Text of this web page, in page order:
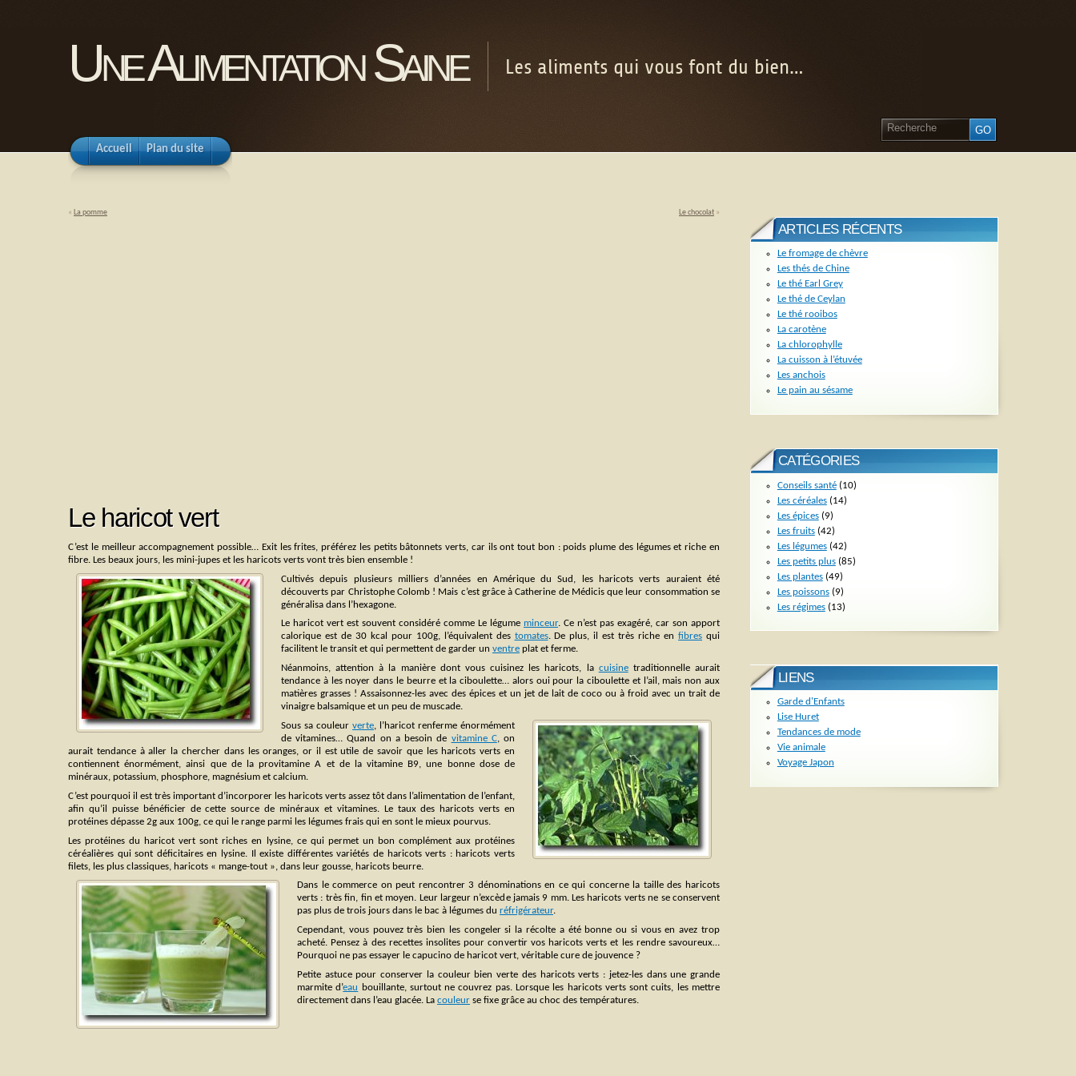
Une Alimentation Saine Les aliments qui vous font du bien…
Accueil Plan du site
« La pomme Le chocolat »
Le haricot vert
C’est le meilleur accompagnement possible… Exit les frites, préférez les petits bâtonnets verts, car ils ont tout bon : poids plume des légumes et riche en
fibre. Les beaux jours, les mini-jupes et les haricots verts vont très bien ensemble !
Cultivés depuis plusieurs milliers d’années en Amérique du Sud, les haricots verts auraient été
découverts par Christophe Colomb ! Mais c’est grâce à Catherine de Médicis que leur consommation se
généralisa dans l’hexagone.
Le haricot vert est souvent considéré comme Le légume minceur. Ce n’est pas exagéré, car son apport
calorique est de 30 kcal pour 100g, l’équivalent des tomates. De plus, il est très riche enfibres qui
facilitent le transit et qui permettent de garder un ventre plat et ferme.
Néanmoins, attention à la manière dont vous cuisinez les haricots, la cuisinetraditionnelle aurait
tendance à les noyer dans le beurre et la ciboulette… alors oui pour la ciboulette et l’ail, mais non aux
matières grasses ! Assaisonnez-les avec des épices et un jet de lait de coco ou à froid avec un trait de
vinaigre balsamique et un peu de muscade.
Sous sa couleur verte, l’haricot renferme énormément
de vitamines… Quand on a besoin de vitamine C, on
aurait tendance à aller la chercher dans les oranges, or il est utile de savoir que les haricots verts en
contiennent énormément, ainsi que de la provitamine A et de la vitamine B9, une bonne dose de
minéraux, potassium, phosphore, magnésium et calcium.
C’est pourquoi il est très important d’incorporer les haricots verts assez tôt dans l’alimentation de l’enfant,
afin qu’il puisse bénéficier de cette source de minéraux et vitamines. Le taux des haricots verts en
protéines dépasse 2g aux 100g, ce qui le range parmi les légumes frais qui en sont le mieux pourvus.
Les protéines du haricot vert sont riches en lysine, ce qui permet un bon complément aux protéines
céréalières qui sont déficitaires en lysine. Il existe différentes variétés de haricots verts : haricots verts
filets, les plus classiques, haricots « mange-tout », dans leur gousse, haricots beurre.
Dans le commerce on peut rencontrer 3 dénominations en ce qui concerne la taille des haricots
verts : très fin, fin et moyen. Leur largeur n’excède jamais 9 mm. Les haricots verts ne se conservent
pas plus de trois jours dans le bac à légumes du réfrigérateur.
Cependant, vous pouvez très bien les congeler si la récolte a été bonne ou si vous en avez trop
acheté. Pensez à des recettes insolites pour convertir vos haricots verts et les rendre savoureux…
Pourquoi ne pas essayer le capucino de haricot vert, véritable cure de jouvence ?
Petite astuce pour conserver la couleur bien verte des haricots verts : jetez-les dans une grande
marmite d’eau bouillante, surtout ne couvrez pas. Lorsque les haricots verts sont cuits, les mettre
directement dans l’eau glacée. La couleur se fixe grâce au choc des températures.
ARTICLES RÉCENTS
Le fromage de chèvre
Les thés de Chine
Le thé Earl Grey
Le thé de Ceylan
Le thé rooibos
La carotène
La chlorophylle
La cuisson à l’étuvée
Les anchois
Le pain au sésame
CATÉGORIES
Conseils santé(10)
Les céréales(14)
Les épices(9)
Les fruits(42)
Les légumes(42)
Les petits plus(85)
Les plantes(49)
Les poissons(9)
Les régimes(13)
LIENS
Garde d'Enfants
Lise Huret
Tendances de mode
Vie animale
Voyage Japon